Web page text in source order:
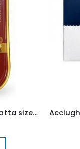
Filetti di acciughe serie oro – latta size 55 g